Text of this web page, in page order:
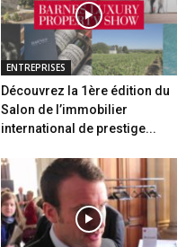
ENTREPRISES
Découvrez la 1ère édition du
Salon de l’immobilier
international de prestige...